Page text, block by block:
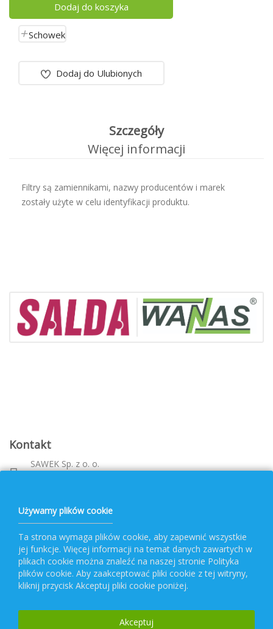
Dodaj do koszyka
Schowek
Dodaj do Ulubionych
Szczegóły
Więcej informacji
Filtry są zamiennikami, nazwy producentów i marek
zostały użyte w celu identyfikacji produktu.
Kontakt
SAWEK Sp. z o. o.
Metalowca 26, 39-460 Nowa Dęba
+ 48 796 477 417
Obsługa PVF
Popularne kategorie
Używamy plików cookie
Ta strona wymaga plików cookie, aby zapewnić wszystkie
jej funkcje. Więcej informacji na temat danych zawartych w
plikach cookie można znaleźć na naszej stronie Polityka
plików cookie. Aby zaakceptować pliki cookie z tej witryny,
kliknij przycisk Akceptuj pliki cookie poniżej.
Akceptuj